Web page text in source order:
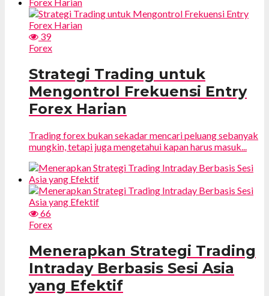
39
Forex
Strategi Trading untuk
Mengontrol Frekuensi Entry
Forex Harian
Trading forex bukan sekadar mencari peluang sebanyak
mungkin, tetapi juga mengetahui kapan harus masuk...
66
Forex
Menerapkan Strategi Trading
Intraday Berbasis Sesi Asia
yang Efektif